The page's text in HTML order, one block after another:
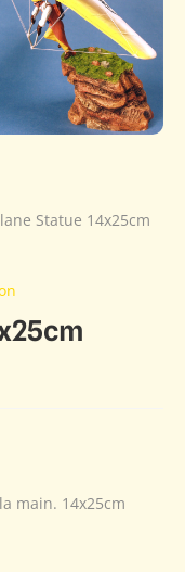
Statue 14x25cm
main. 14x25cm